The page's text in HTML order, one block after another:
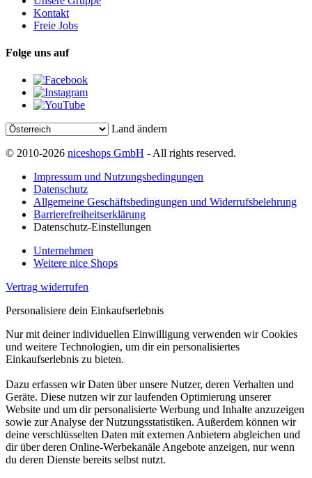
Kontakt
Freie Jobs
Folge uns auf
Land ändern
© 2010-2026 niceshops GmbH - All rights reserved.
Impressum und Nutzungsbedingungen
Datenschutz
Allgemeine Geschäftsbedingungen und Widerrufsbelehrung
Barrierefreiheitserklärung
Datenschutz-Einstellungen
Unternehmen
Weitere nice Shops
Vertrag widerrufen
Personalisiere dein Einkaufserlebnis
Nur mit deiner individuellen Einwilligung verwenden wir Cookies
und weitere Technologien, um dir ein personalisiertes
Einkaufserlebnis zu bieten.
Dazu erfassen wir Daten über unsere Nutzer, deren Verhalten und
Geräte. Diese nutzen wir zur laufenden Optimierung unserer
Website und um dir personalisierte Werbung und Inhalte anzuzeigen
sowie zur Analyse der Nutzungsstatistiken. Außerdem können wir
deine verschlüsselten Daten mit externen Anbietern abgleichen und
dir über deren Online-Werbekanäle Angebote anzeigen, nur wenn
du deren Dienste bereits selbst nutzt.